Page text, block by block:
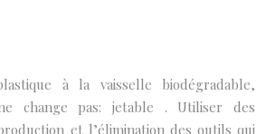
à la vaisselle biodégradable,
change pas: jetable . Utiliser des
et l’élimination des outils qui